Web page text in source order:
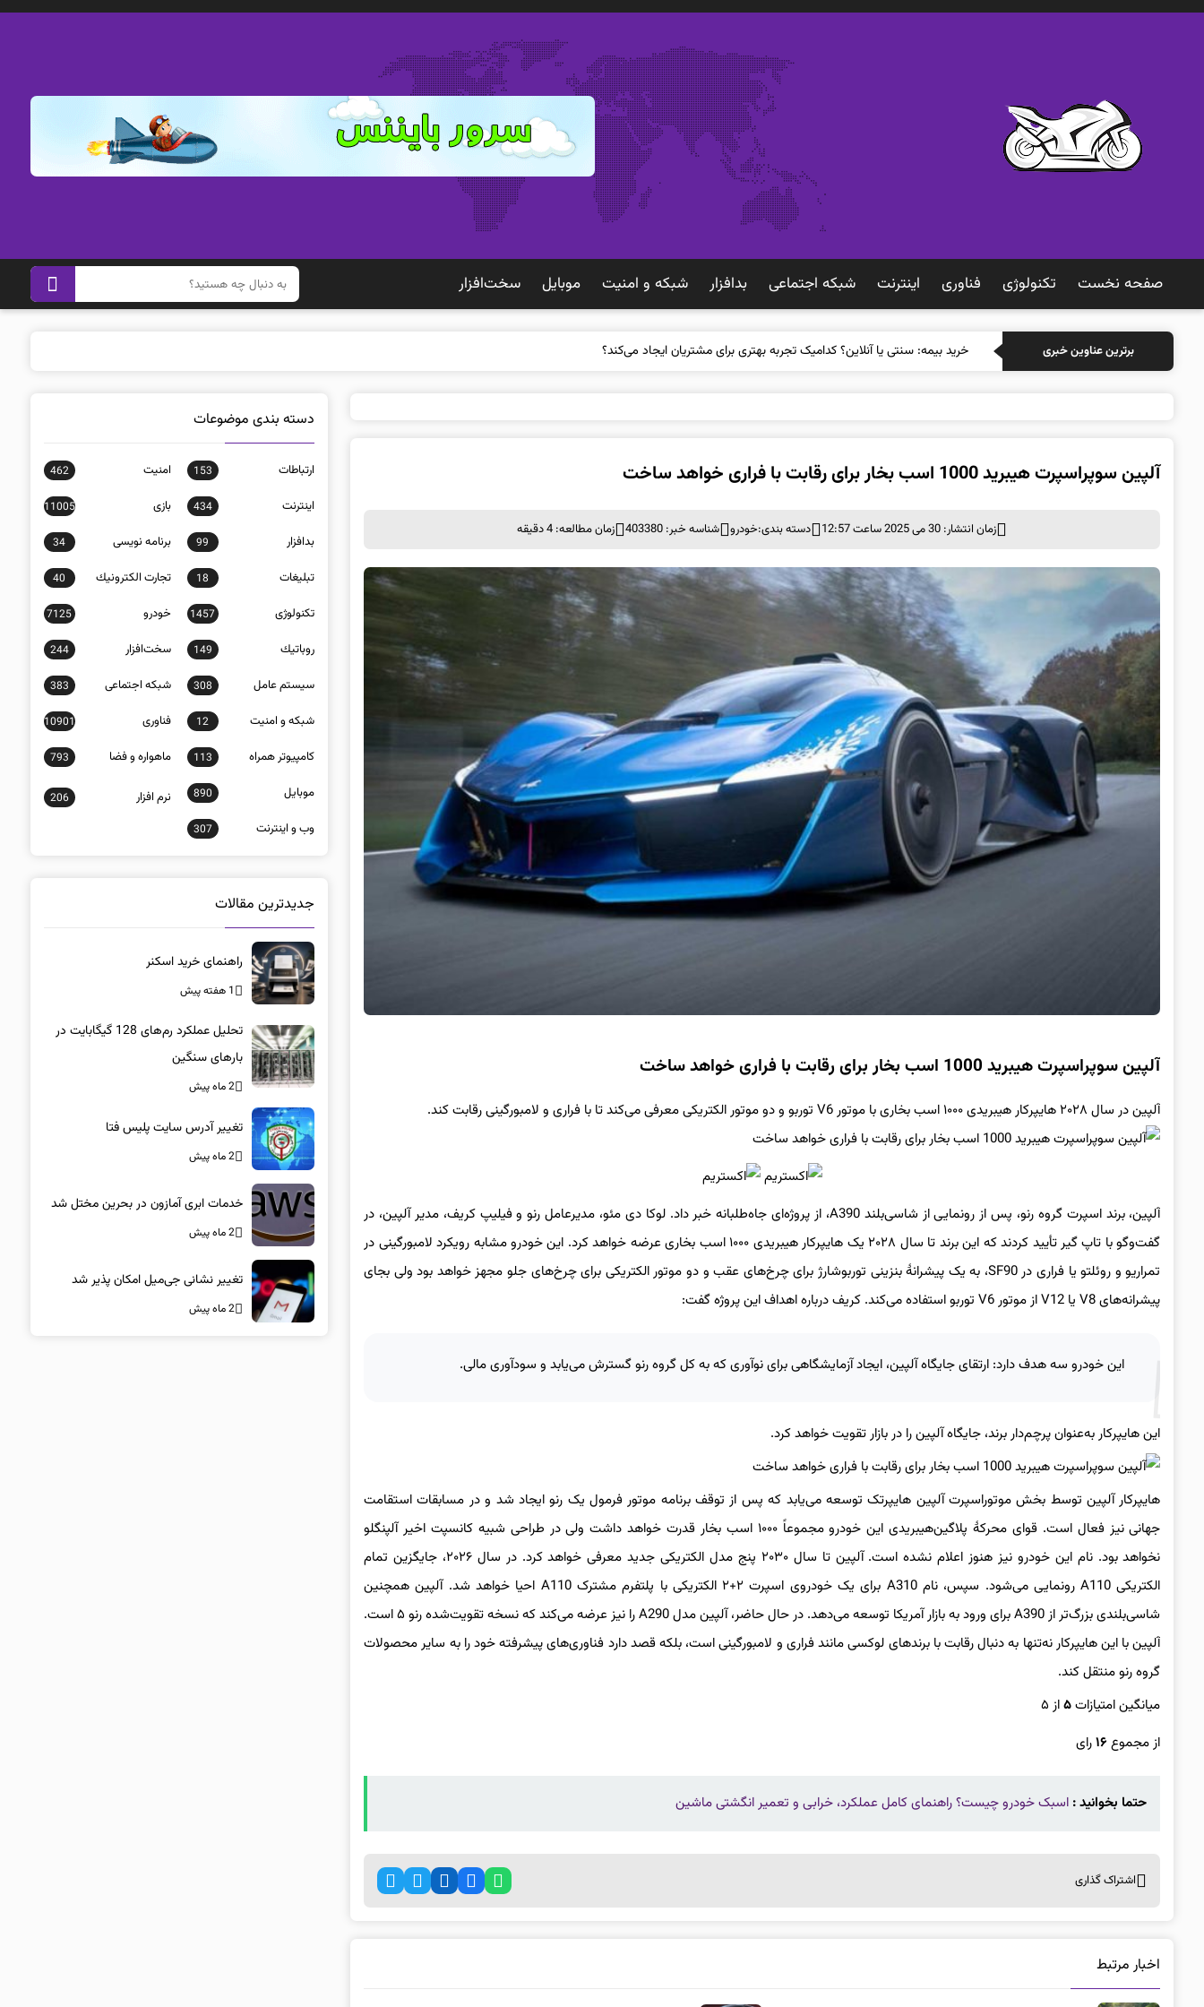
صفحه نخست تکنولوژی فناوری اينترنت شبكه اجتماعی بدافزار شبكه و امنيت موبايل سخت‌افزار
برترین عناوین خبری خرید بیمه
آلپین سوپراسپرت هیبرید 1000 اسب بخار برای رقابت با فراری خواهد ساخت
زمان انتشار: 30 می 2025 ساعت 12:57 دسته بندی:خودرو شناسه خبر: 403380 زمان مطالعه: 4 دقیقه
آلپین سوپراسپرت هیبرید 1000 اسب بخار برای رقابت با فراری خواهد ساخت
آلپین در سال ۲۰۲۸ هایپرکار هیبریدی ۱۰۰۰ اسب بخاری با موتور V6 توربو و دو موتور الکتریکی معرفی می‌کند تا با فراری و لامبورگینی رقابت کند.
آلپین، برند اسپرت گروه رنو، پس از رونمایی از شاسی‌بلند A390، از پروژه‌ای جاه‌طلبانه خبر داد. لوکا دی مئو، مدیرعامل رنو و فیلیپ کریف، مدیر آلپین، در
گفت‌وگو با تاپ گیر تأیید کردند که این برند تا سال ۲۰۲۸ یک هایپرکار هیبریدی ۱۰۰۰ اسب بخاری عرضه خواهد کرد. این خودرو مشابه رویکرد لامبورگینی در
تمراریو و روئلتو یا فراری در SF90، به یک پیشرانهٔ بنزینی توربوشارژ برای چرخ‌های عقب و دو موتور الکتریکی برای چرخ‌های جلو مجهز خواهد بود ولی بجای
پیشرانه‌های V8 یا V12 از موتور V6 توربو استفاده می‌کند. کریف درباره اهداف این پروژه گفت:
این خودرو سه هدف دارد: ارتقای جایگاه آلپین، ایجاد آزمایشگاهی برای نوآوری که به کل گروه رنو گسترش می‌یابد و سودآوری مالی.
این هایپرکار به‌عنوان پرچم‌دار برند، جایگاه آلپین را در بازار تقویت خواهد کرد.
هایپرکار آلپین توسط بخش موتوراسپرت آلپین هایپرتک توسعه می‌یابد که پس از توقف برنامه موتور فرمول یک رنو ایجاد شد و در مسابقات استقامت
جهانی نیز فعال است. قوای محرکهٔ پلاگین‌هیبریدی این خودرو مجموعاً ۱۰۰۰ اسب بخار قدرت خواهد داشت ولی در طراحی شبیه کانسپت اخیر آلپنگلو
نخواهد بود. نام این خودرو نیز هنوز اعلام نشده است. آلپین تا سال ۲۰۳۰ پنج مدل الکتریکی جدید معرفی خواهد کرد. در سال ۲۰۲۶، جایگزین تمام
الکتریکی A110 رونمایی می‌شود. سپس، نام A310 برای یک خودروی اسپرت ۲+۲ الکتریکی با پلتفرم مشترک A110 احیا خواهد شد. آلپین همچنین
شاسی‌بلندی بزرگ‌تر از A390 برای ورود به بازار آمریکا توسعه می‌دهد. در حال حاضر، آلپین مدل A290 را نیز عرضه می‌کند که نسخه تقویت‌شده رنو ۵ است.
آلپین با این هایپرکار نه‌تنها به دنبال رقابت با برندهای لوکسی مانند فراری و لامبورگینی است، بلکه قصد دارد فناوری‌های پیشرفته خود را به سایر محصولات
گروه رنو منتقل کند.
میانگین امتیازات۵از ۵
از مجموع ۱۶رای
حتما بخوانید : اسبک خودرو چیست؟ راهنمای کامل عملکرد، خرابی و تعمیر انگشتی ماشین
اشتراک گذاری
اخبار مرتبط
دسته بندی موضوعات
ارتباطات 153 امنيت 462
اينترنت 434 بازی 11005
بدافزار 99 برنامه نويسی 34
تبلیغات 18 تجارت الكترونيك 40
تکنولوژی 1457 خودرو 7125
روباتيك 149 سخت‌افزار 244
سيستم عامل 308 شبكه اجتماعی 383
شبكه و امنيت 12 فناوری 10901
كامپيوتر همراه 113 ماهواره و فضا 793
موبايل 890 نرم افزار 206
وب و اينترنت 307
جدیدترین مقالات
راهنمای خرید اسکنر
1 هفته پیش
تحلیل عملکرد رم‌های 128 گیگابایت در
بارهای سنگین
2 ماه پیش
تغییر آدرس سایت پلیس فتا
2 ماه پیش
خدمات ابری آمازون در بحرین مختل شد
2 ماه پیش
تغییر نشانی جی‌میل امکان پذیر شد
2 ماه پیش